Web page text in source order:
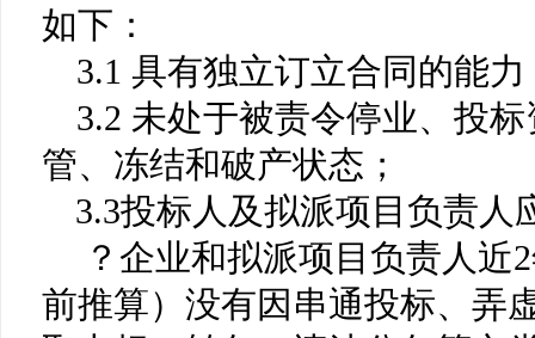
如下：
3.1 具有独立订立合同的能
3.2 未处于被责令停业、投
管、冻结和破产状态；
3.3投标人及拟派项目负责人
？企业和拟派项目负责人近
前推算）没有因串通投标、弄